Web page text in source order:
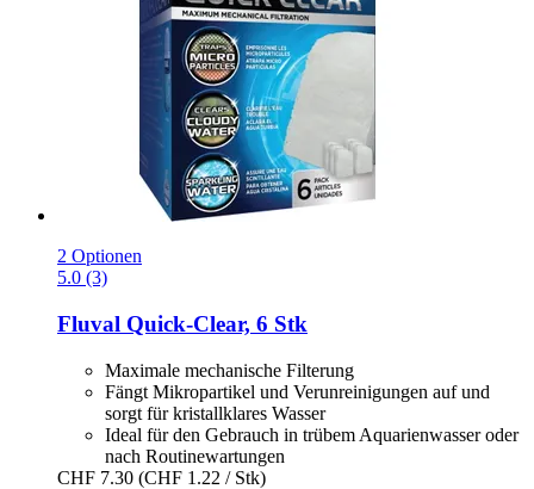
2 Optionen
5.0 (3)
Fluval Quick-​Clear, 6 Stk
Maximale mechanische Filterung
Fängt Mikropartikel und Verunreinigungen auf und
sorgt für kristallklares Wasser
Ideal für den Gebrauch in trübem Aquarienwasser oder
nach Routinewartungen
CHF 7.30 (CHF 1.22 / Stk)